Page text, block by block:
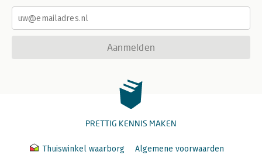
Aanmelden
PRETTIG KENNIS MAKEN
Thuiswinkel waarborg
Algemene voorwaarden